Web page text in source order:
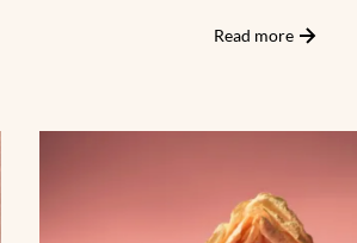
chirurgical. Encore faut-il savoir quel
Ultraformer III : zoom sur ces trois
raffermissement cutané, et sur les
Read more